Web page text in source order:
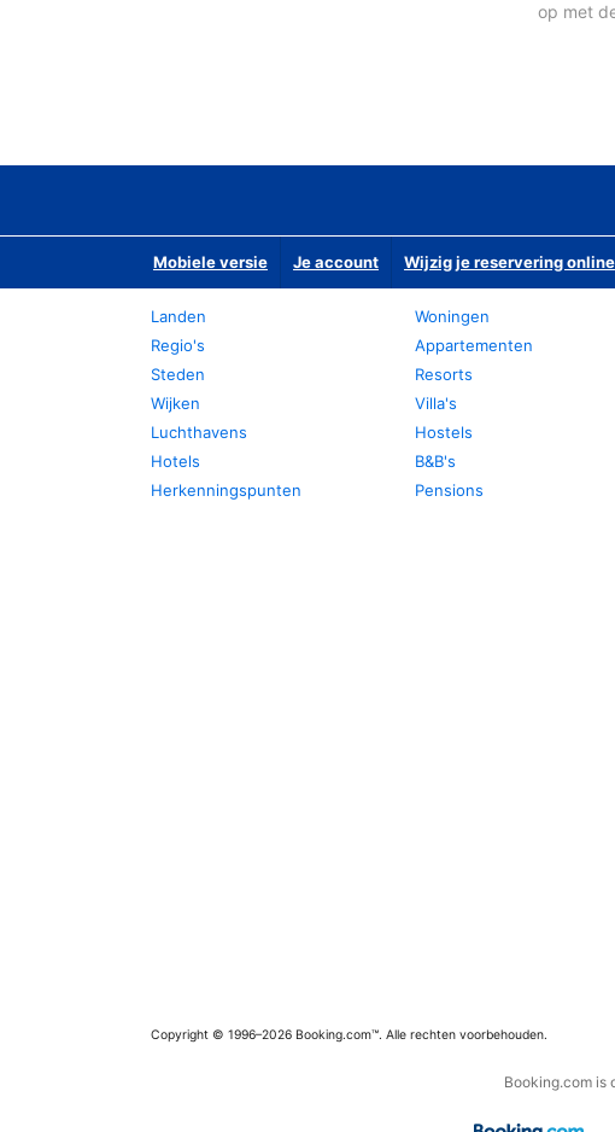
op met
Mobiele versie Je account Wijzig je reservering online
Landen
Regio's
Steden
Wijken
Luchthavens
Hotels
Herkenningspunten
Woningen
Appartementen
Resorts
Villa's
Hostels
B&B's
Pensions
Copyright © 1996–2026 Booking.com™. Alle rechten voorbehouden.
Booking.com is